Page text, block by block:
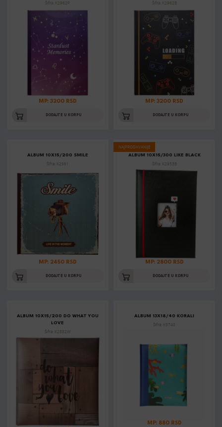
Šifra: K2962P
MP: 3200 RSD
DODAJTE U KORPU
Šifra: K2962B
MP: 3200 RSD
DODAJTE U KORPU
ALBUM 10X15/200 SMILE
Šifra: K2961
MP: 2450 RSD
DODAJTE U KORPU
NAJPRODAVANIJE
ALBUM 10X15/300 LIKE BLACK
Šifra: K2953B
MP: 2800 RSD
DODAJTE U KORPU
ALBUM 10X15/200 DO WHAT YOU
LOVE
Šifra: K2882W
ALBUM 13X18/40 KORALI
Šifra: K5740
MP: 880 RSD